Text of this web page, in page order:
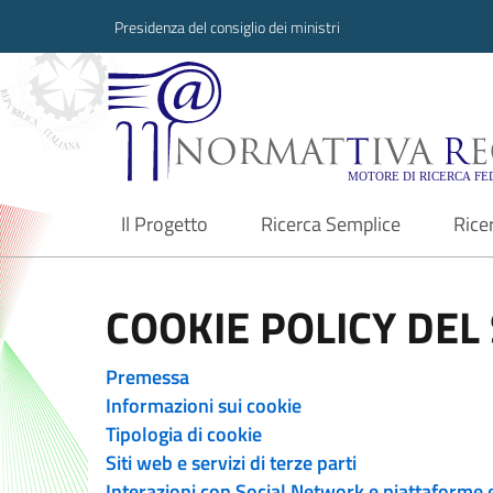
Presidenza del consiglio dei ministri
Normattiva
Il Progetto
current Ricerca Semplice
COOKIE POLICY
Premessa
Informazioni sui cookie
Tipologia di cookie
Siti web e servizi di terze parti